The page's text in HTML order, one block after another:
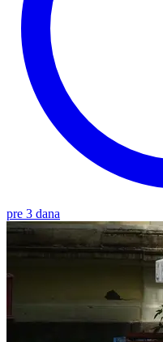
pre 3 dana